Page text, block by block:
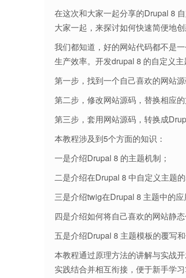
在这次和大家一起分享的Drupal 8
大家一起，来探讨如何快速简便地
我们都知道，好的网站代码都不是
生产效率。开发drupal 8 的自定义
第一步，找到一个自己喜欢的网站源
第二步，修改网站源码，替换相应的
第三步，套用网站源码，转换成
本教程涉及到5个方面的知识：
一是介绍Drupal 8 的主题机制；
二是介绍在Drupal 8 中自定义主题的
三是介绍twig在Drupal 8 主题中的应
四是介绍如何将自己喜欢的网站静
五是介绍Drupal 8 主题模板的覆写和
本教程通过原理方法的讲解与实战
实践结合并相互衔接，便于新手学习